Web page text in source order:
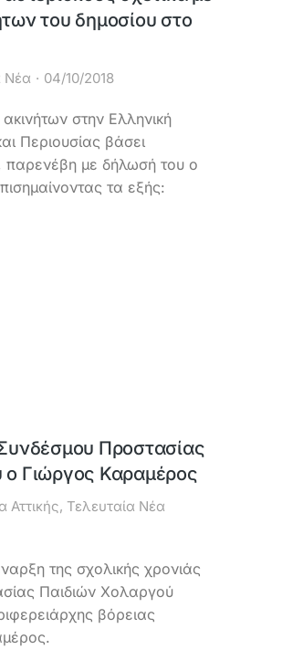
του δημοσίου στο
Νέα 04/10/2018
στην Ελληνική
Περιουσίας βάσει
παρενέβη με δήλωσή του ο
τα εξής:
Προστασίας
ο Γιώργος Καραμέρος
Αττικής, Τελευταία Νέα
της σχολικής χρονιάς
Παιδιών Χολαργού
βόρειας